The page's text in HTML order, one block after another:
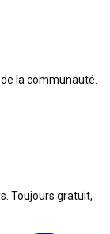
la communauté.
Toujours gratuit,